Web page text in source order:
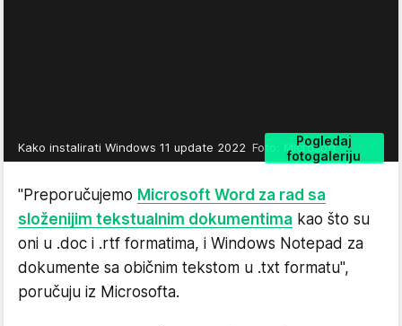
Pogledaj
fotogaleriju
Kako instalirati Windows 11 update 2022 Foto: Microsoft
"Preporučujemo Microsoft Word za rad sa
složenijim tekstualnim dokumentima kao što su
oni u .doc i .rtf formatima, i Windows Notepad za
dokumente sa običnim tekstom u .txt formatu",
poručuju iz Microsofta.